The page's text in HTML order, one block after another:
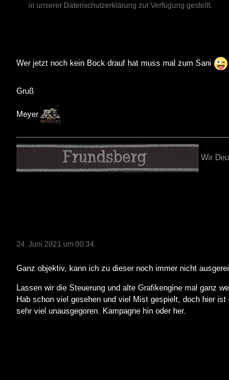
in unserer Datenschutzerklärung zur Verfügung gestellt.
Wer jetzt noch kein Bock drauf hat muss mal zum Sani
Gruß
Meyer
Wir
24. Juni 2021 um 00:34
Ganz objektiv, kann ich zu dieser noch immer nicht
Lassen wir die Steuerung und alte Grafikengine mal ganz
Hab schon viel gesehen und viel Mist gespielt, doch hier
sehr viel unausgegoren. Kampagne hin oder her.